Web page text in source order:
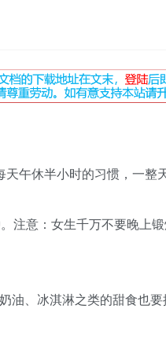
午休半小时的习惯，一整
注意：女生千万不要晚上
油、冰淇淋之类的甜食也